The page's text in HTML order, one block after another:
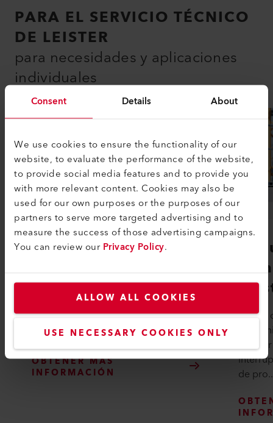
Consent Details About
We use cookies to ensure the functionality of our
website, to evaluate the performance of the website,
to provide social media features and to provide you
with more relevant content. Cookies may also be
used for our own purposes or the purposes of our
partners to serve more targeted advertising and to
measure the success of those advertising campaigns.
You can review ourPrivacy Policy.
ALLOW ALL COOKIES
USE NECESSARY COOKIES ONLY
PARA EL SERVICIO TÉCNICO
DE LEISTER
para necesidades y aplicaciones
individuales
LQS Roofing
informes de soldadura profesionales
en muy poco tiempo y demostrar la
calidad de su trabajo. Solo tiene que
acti...
OBTENER MÁS
INFORMACIÓN
Leister
de